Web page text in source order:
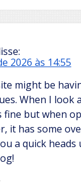
2026 às 14:55
might be
When I look
fine but when
it has some
a quick heads